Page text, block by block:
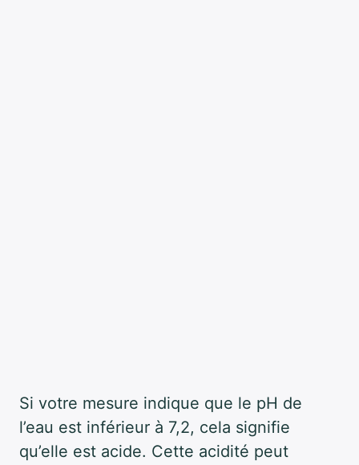
Si votre mesure indique que le pH de
l’eau est inférieur à 7,2, cela signifie
qu’elle est acide. Cette acidité peut